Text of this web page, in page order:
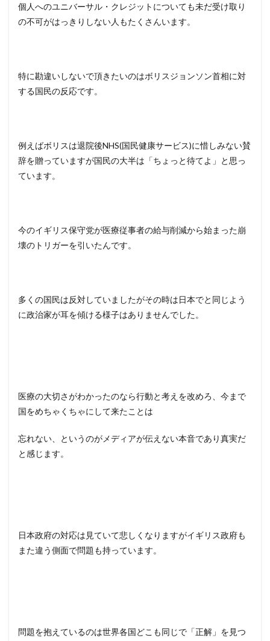
個人へのユニバーサル・クレジットについても未だ受け取り
の不可がはっきりしない人もたくさんいます。
特に勘違いしないで頂きたいのはボリスジョンソン首相に対
する国民の反応です。
例えばボリスは退院後NHS(国民健康サービス)に惜しみない賛
辞を贈っていますが国民の大半は「ちょっと待てよ」と思っ
ています。
今のイギリス保守党が医療従事者の給与削減から始まった崩
壊のトリガーを引いたんです。
多くの国民は反対していましたがその時は日本でと同じよう
に政治家が耳を傾ける様子はありませんでした。
医療の大切さがわかったのなら行動と考えを改めろ、今まで
国をめちゃくちゃにして来たことは
忘れない、というのがメディアが伝えない本音であり真実だ
と感じます。
日本政府の対応は見ていて悲しくなりますがイギリス政府も
また違う側面で問題も持っています。
問題を抱えているのは世界各国どこも同じで「正解」を見つ